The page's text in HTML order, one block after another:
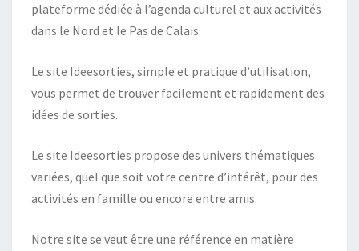
plateforme dédiée à l’agenda culturel et aux activités
dans le Nord et le Pas de Calais.
Le site Ideesorties, simple et pratique d’utilisation,
vous permet de trouver facilement et rapidement des
idées de sorties.
Le site Ideesorties propose des univers thématiques
variées, quel que soit votre centre d’intérêt, pour des
activités en famille ou encore entre amis.
Notre site se veut être une référence en matière